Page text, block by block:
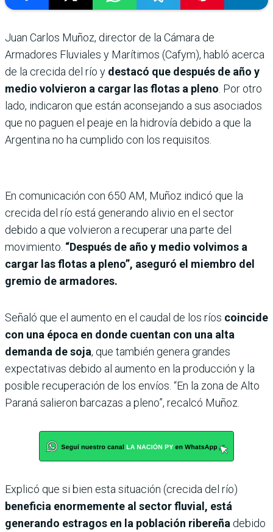
Juan Carlos Muñoz, director de la Cámara de
Armadores Fluviales y Marítimos (Cafym), habló acerca
de la crecida del río y destacó que después de año y
medio volvieron a cargar las flotas a pleno . Por otro
lado, indicaron que están aconsejando a sus asociados
que no paguen el peaje en la hidrovía debido a que la
Argentina no ha cumplido con los requisitos.
En comunicación con 650 AM, Muñoz indicó que la
crecida del río está generando alivio en el sector
debido a que volvieron a recuperar una parte del
movimiento. “Después de año y medio volvimos a
cargar las flotas a pleno”, aseguró el miembro del
gremio de armadores.
Señaló que el aumento en el caudal de los ríos coincide
con una época en donde cuentan con una alta
demanda de soja, que también genera grandes
expectativas debido al aumento en la producción y la
posible recuperación de los envíos. “En la zona de Alto
Paraná salieron barcazas a pleno”, recalcó Muñoz.
Explicó que si bien esta situación (crecida del río)
beneficia enormemente al sector fluvial, está
generando estragos en la población ribereña debido